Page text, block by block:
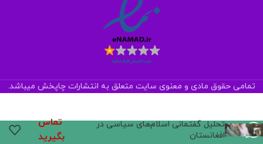
تمامی حقوق مادی و معنوی سایت متعلق به انتشارات چاپخش میباشد.
تحلیل گفتمانی اسلام‌های سیاسی در
افغانستان
تماس
بگیرید